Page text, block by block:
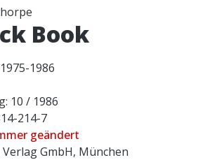
Book
1986
10 / 1986
214-7
geändert
GmbH, München